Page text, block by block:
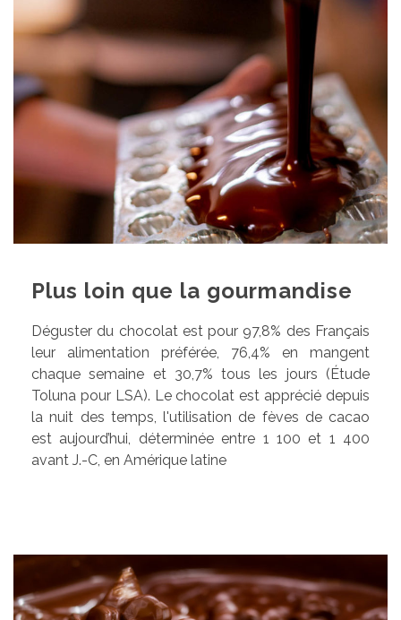
Plus loin que la gourmandise
Déguster du chocolat est pour 97,8% des Français
leur alimentation préférée, 76,4% en mangent
chaque semaine et 30,7% tous les jours (Étude
Toluna pour LSA). Le chocolat est apprécié depuis
la nuit des temps, l'utilisation de fèves de cacao
est aujourd’hui, déterminée entre 1 100 et 1 400
avant J.-C, en Amérique latine